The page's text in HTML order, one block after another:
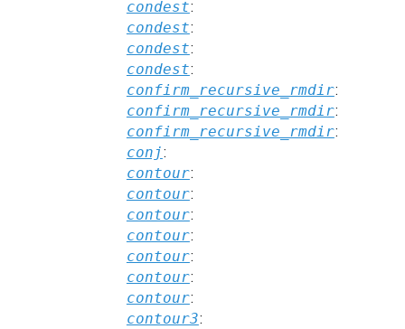
condest:
condest:
condest:
condest:
confirm_recursive_rmdir:
confirm_recursive_rmdir:
confirm_recursive_rmdir:
conj:
contour:
contour:
contour:
contour:
contour:
contour:
contour:
contour3: